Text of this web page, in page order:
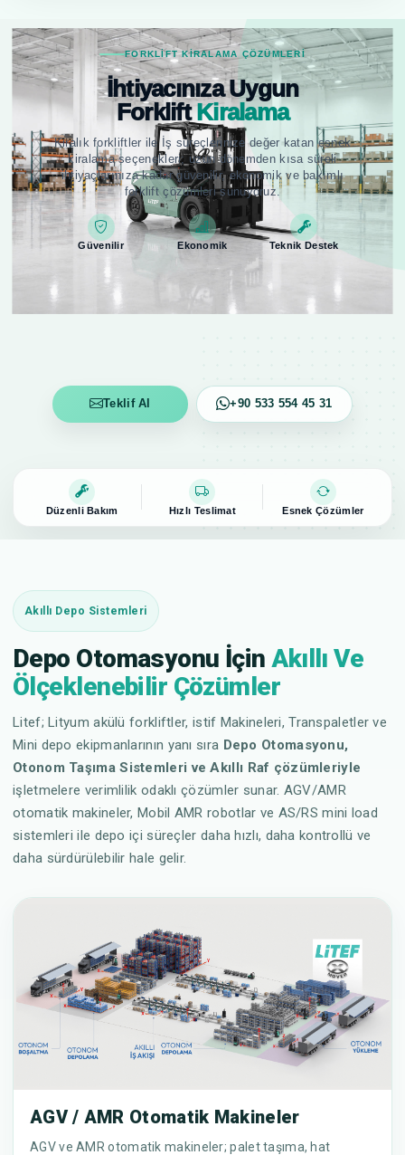
FORKLIFT KIRALAMA ÇÖZÜMLERI
İhtiyacınıza Uygun
ForkliftKiralama
Kiralık forkliftler ile İş süreçlerinize değer katan esnek
kiralama seçenekleri; uzun dönemden kısa süreli
ihtiyaçlarınıza kadar güvenilir, ekonomik ve bakımlı
forklift çözümleri sunuyoruz.
Güvenilir Ekonomik Teknik Destek
Teklif Al +90 533 554 45 31
Düzenli Bakım Hızlı Teslimat Esnek Çözümler
Akıllı Depo Sistemleri
Depo Otomasyonu İçin Akıllı Ve
Ölçeklenebilir Çözümler
Litef; Lityum akülü forkliftler, istif Makineleri, Transpaletler ve
Mini depo ekipmanlarının yanı sıra Depo Otomasyonu,
Otonom Taşıma Sistemleri ve Akıllı Raf çözümleriyle
işletmelere verimlilik odaklı çözümler sunar. AGV/AMR
otomatik makineler, Mobil AMR robotlar ve AS/RS mini load
sistemleri ile depo içi süreçler daha hızlı, daha kontrollü ve
daha sürdürülebilir hale gelir.
AGV / AMR Otomatik Makineler
AGV ve AMR otomatik makineler; palet taşıma, hat